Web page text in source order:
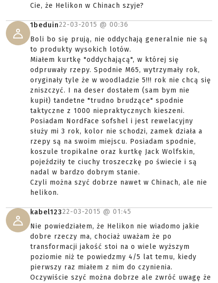
Cie, że Helikon w Chinach szyje?
1beduin22-03-2015 @ 00:36
Boli bo się prują, nie oddychają generalnie nie są
to produkty wysokich lotów.
Miałem kurtkę "oddychającą", w której się
odpruwały rzepy. Spodnie M65, wytrzymały rok,
oryginały tyle że w woodladzie 5!!! rok nie chcą się
zniszczyć. I na deser dostałem (sam bym nie
kupił) tandetne "trudno brudzące" spodnie
taktyczne z 1000 niepraktycznych kieszeni.
Posiadam NordFace sofshel i jest rewelacyjny
służy mi 3 rok, kolor nie schodzi, zamek działa a
rzepy są na swoim miejscu. Posiadam spodnie,
koszule tropikalne oraz kurtkę Jack Wolfskin,
pojeździły te ciuchy troszeczkę po świecie i są
nadal w bardzo dobrym stanie.
Czyli można szyć dobrze nawet w Chinach, ale nie
helikon.
kabel12322-03-2015 @ 01:45
Nie powiedziałem, że Helikon nie wiadomo jakie
dobre rzeczy ma, chociaż uważam że po
transformacji jakość stoi na o wiele wyższym
poziomie niż te powiedzmy 4/5 lat temu, kiedy
pierwszy raz miałem z nim do czynienia.
Oczywiście szyć można dobrze ale zwróć uwagę że